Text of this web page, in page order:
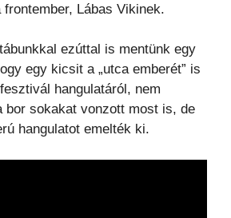
Lábas Vikinek.
ezúttal is mentünk egy
egy kicsit a „utca emberét” is
hangulatáról, nem
bor sokakat vonzott most is, de
hangulatot emelték ki.